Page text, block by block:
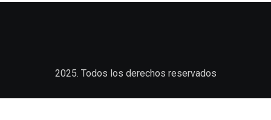
2025. Todos los derechos reservados